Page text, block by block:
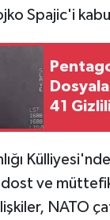
Spajic'i
41
dost ve
NATO